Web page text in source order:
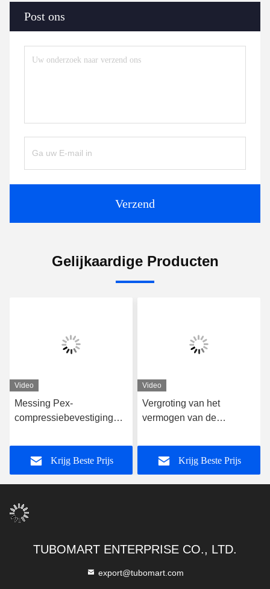
Post ons
Verzend
Gelijkaardige Producten
Video
Messing Pex-
compressiebevestigingen
meerlagige Pex-
waterpijpbevestigingen
Krijg Beste Prijs
Video
Vergroting van het
vermogen van de
Krijg Beste Prijs
TUBOMART ENTERPRISE CO., LTD.
export@tubomart.com